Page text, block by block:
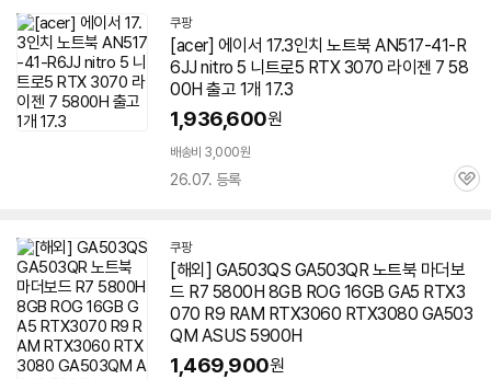
쿠팡
[acer] 에이서 17.3인치 노트북 AN517-41-R
6JJ nitro 5 니트로5 RTX 3070 라이젠 7 58
00H 출고 1개 17.3
1,936,600원
배송비 3,000원
26.07. 등록
관
쿠팡
[해외] GA503QS GA503QR 노트북 마더보
드 R7 5800H 8GB ROG 16GB GA5 RTX3
070 R9 RAM RTX3060 RTX3080 GA503
QM ASUS 5900H
1,469,900원